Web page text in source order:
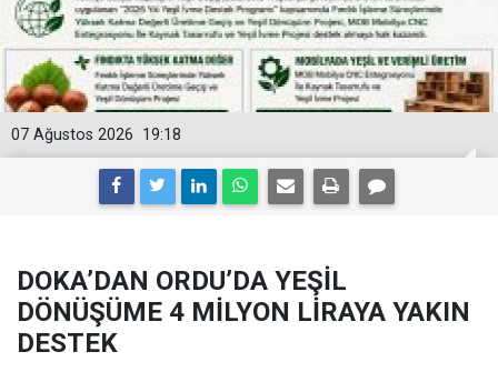
19:18
07 Ağustos 2026
DOKA’DAN ORDU’DA YEŞİL
DÖNÜŞÜME 4 MİLYON LİRAYA YAKIN
DESTEK